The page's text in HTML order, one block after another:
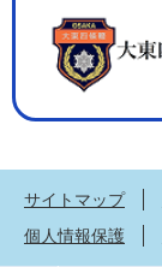
サイトマップ
個人情報保護